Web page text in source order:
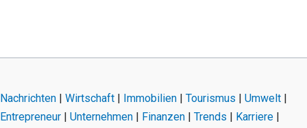
Nachrichten | Wirtschaft | Immobilien | Tourismus | Umwelt |
Entrepreneur | Unternehmen | Finanzen | Trends | Karriere |